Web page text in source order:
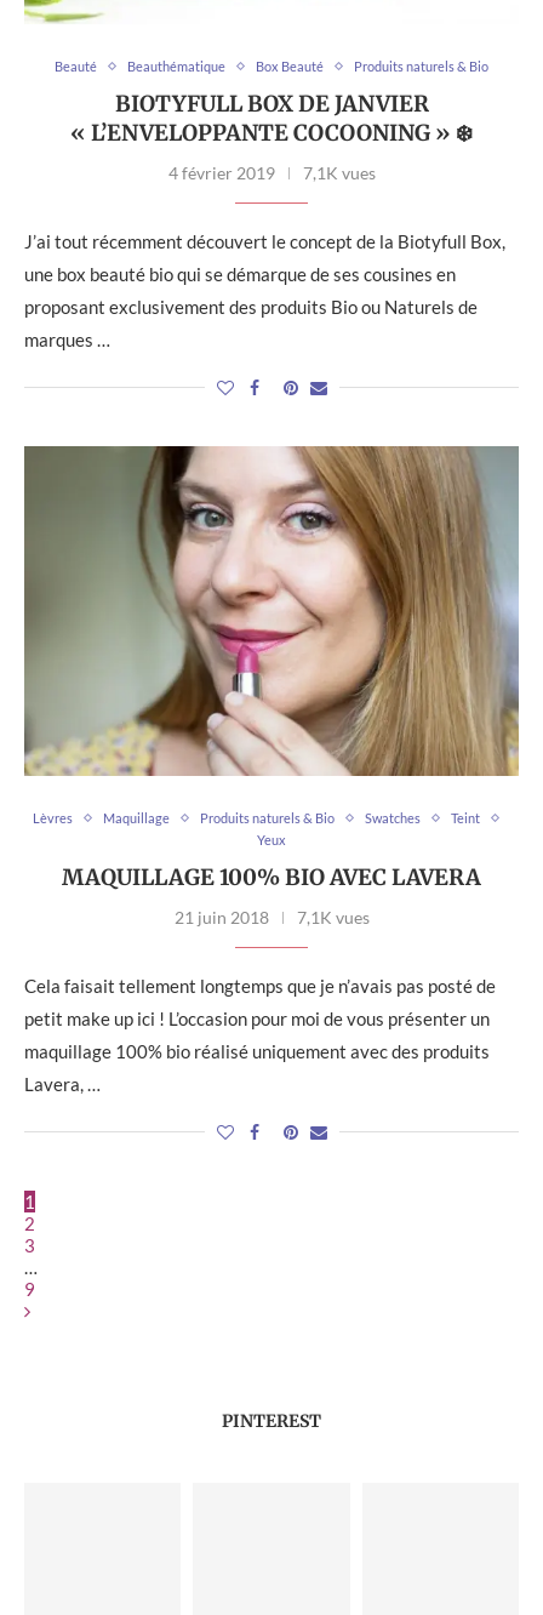
Beauté Beauthématique Box Beauté Produits naturels & Bio
BIOTYFULL BOX DE JANVIER
« L’ENVELOPPANTE COCOONING » ❄️
4 février 2019 7,1K vues
J’ai tout récemment découvert le concept de la Biotyfull Box,
une box beauté bio qui se démarque de ses cousines en
proposant exclusivement des produits Bio ou Naturels de
marques …
Lèvres Maquillage Produits naturels & Bio Swatches
Teint
Yeux
MAQUILLAGE 100% BIO AVEC LAVERA
21 juin 2018 7,1K vues
Cela faisait tellement longtemps que je n’avais pas posté de
petit make up ici ! L’occasion pour moi de vous présenter un
maquillage 100% bio réalisé uniquement avec des produits
Lavera, …
1
2
3
…
9
PINTEREST